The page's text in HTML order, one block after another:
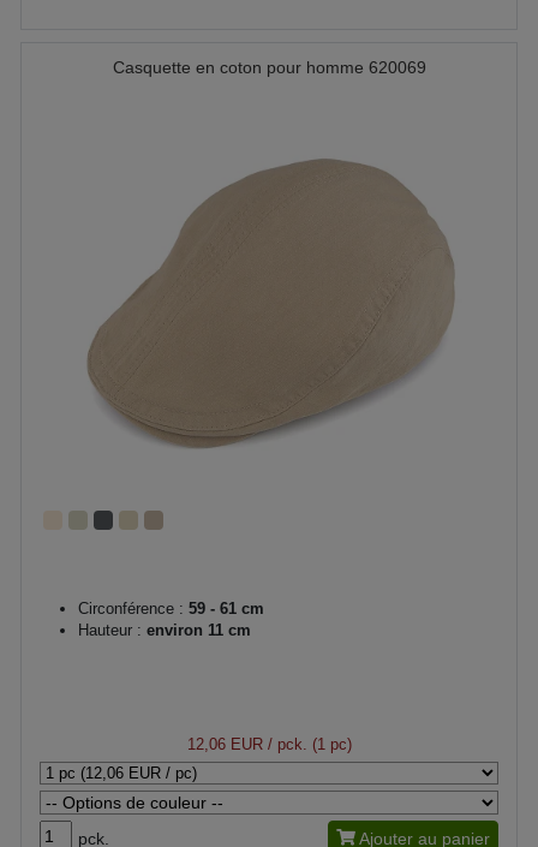
Casquette en coton pour homme 620069
Circonférence : 59 - 61 cm
Hauteur : environ 11 cm
12,06 EUR/ pck. (1 pc)
pck. Ajouter au panier